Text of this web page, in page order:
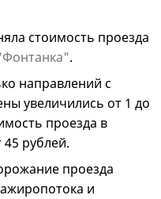
стоимость проезда
.
направлений с
увеличились от 1 до
проезда в
45 рублей.
проезда
и